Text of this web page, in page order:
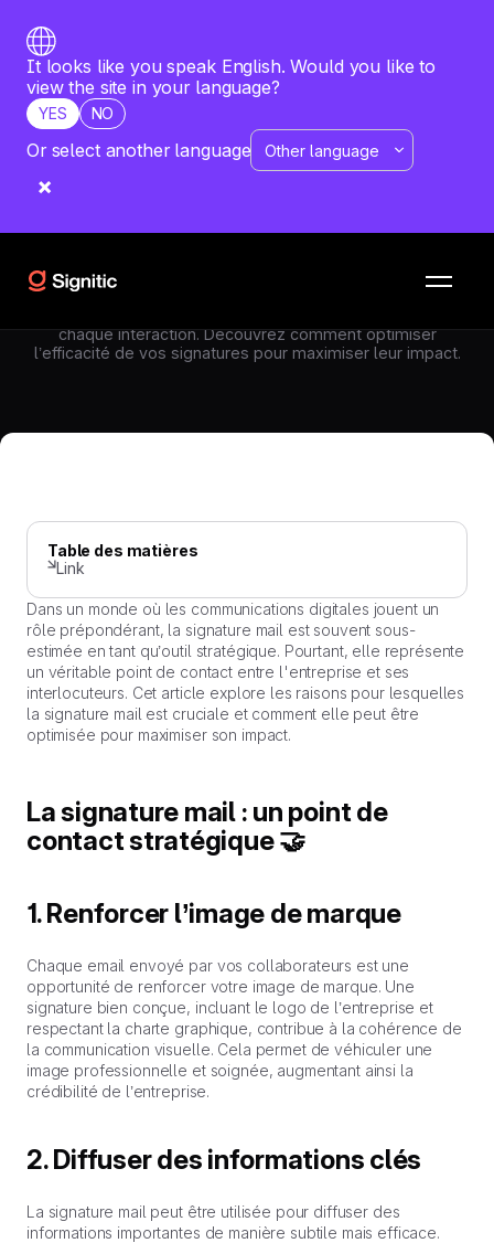
It looks like you speak English. Would you like to
view the site in your language?
YES NO
Or select another language
tant que “point de contact”
contact, renforçant la crédibilité et la reconnaissance de la
marque. Elle permet de transmettre des informations
chaque interaction. Découvrez comment optimiser
l’efficacité de vos signatures pour maximiser leur impact.
Table des matières
Link
Dans un monde où les communications digitales jouent un
rôle prépondérant, la signature mail est souvent sous-
estimée en tant qu’outil stratégique. Pourtant, elle représente
un véritable point de contact entre l'entreprise et ses
interlocuteurs. Cet article explore les raisons pour lesquelles
la signature mail est cruciale et comment elle peut être
optimisée pour maximiser son impact.
La signature mail : un point de
contact stratégique 🤝
1. Renforcer l’image de marque
Chaque email envoyé par vos collaborateurs est une
opportunité de renforcer votre image de marque. Une
signature bien conçue, incluant le logo de l’entreprise et
respectant la charte graphique, contribue à la cohérence de
la communication visuelle. Cela permet de véhiculer une
image professionnelle et soignée, augmentant ainsi la
crédibilité de l’entreprise.
2. Diffuser des informations clés
La signature mail peut être utilisée pour diffuser des
informations importantes de manière subtile mais efficace.